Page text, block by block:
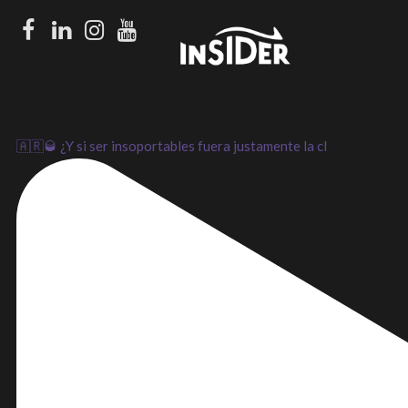
Facebook
LinkedIn
Instagram
Youtube
🇦🇷🥃 ¿Y si ser insoportables fuera justamente la cl